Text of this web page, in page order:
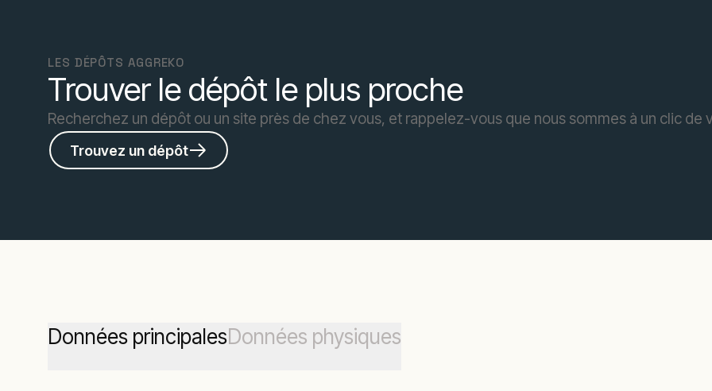
LES DÉPÔTS AGGREKO
Trouver le dépôt le plus proche
Recherchez un dépôt ou un site près de chez vous, et rappelez-vous que nous sommes à un clic de
Trouvez un dépôt
Données principalesDonnées physiques